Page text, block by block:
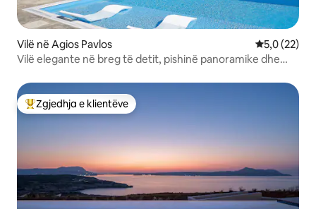
Vilë në Agios Pavlos Vlerësimi
5,0 (22)
Vilë elegante në breg të detit, pishinë panoramike dhe
Më të mirat e zgjedhjeve të klientëve
Zgjedhja e klientëve